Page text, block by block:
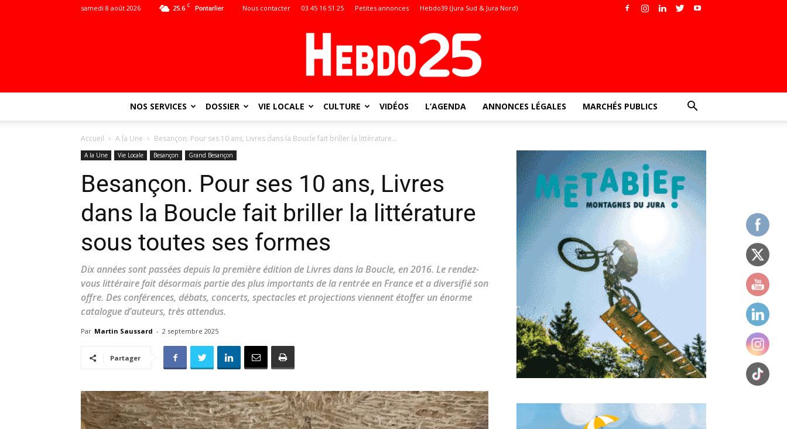
25.6 C Pontarlier
samedi 8 août 2026 Nous contacter 03 45 16 51 25 Petites annonces Hebdo39 (Jura Sud & Jura Nord)
toute
locale
NOS SERVICES DOSSIER VIE LOCALE CULTURE VIDÉOS L’AGENDA ANNONCES LÉGALES MARCHÉS PUBLICS
Accueil A la Une Besançon. Pour ses 10 ans, Livres dans la Boucle fait briller la littérature...
A la Une Vie Locale Besançon Grand Besançon
Besançon. Pour ses 10 ans, Livres
dans la Boucle fait briller la littérature
sous toutes ses formes
Dix années sont passées depuis la première édition de Livres dans la Boucle, en 2016. Le rendez-
vous littéraire fait désormais partie des plus importants de la rentrée en France et a diversifié son
offre. Des conférences, débats, concerts, spectacles et projections viennent étoffer un énorme
catalogue d’auteurs, très attendus.
Par Martin Saussard - 2 septembre 2025
Partager